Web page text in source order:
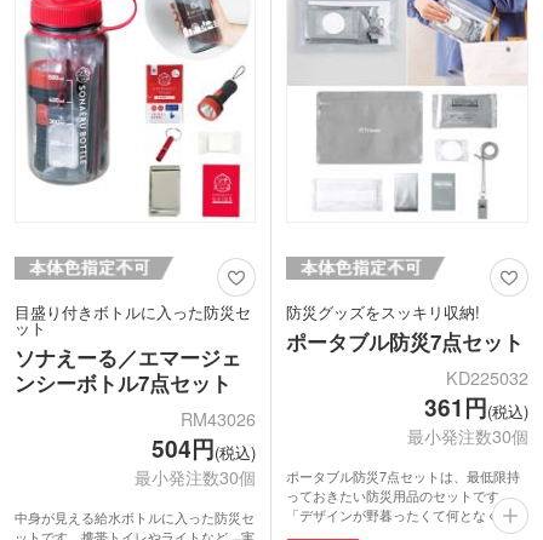
<仕様変更について>
2022年11月出荷分より パッケージデ
ザイン変更、封入グッズ(ライト・カラ
ビナ)仕様変更
目盛り付きボトルに入った防災セ
ット
ソナえーる／エマージェ
ンシーボトル7点セット
RM43026
504円(税込)
最小発注数30個
中身が見える給水ボトルに入った防災セ
防災グッズをスッキリ収納!
ポータブル防災7点セット
KD225032
361円(税込)
最小発注数30個
ポータブル防災7点セットは、最低限持
っておきたい防災用品のセットです。
「デザインが野暮ったくて何となく持ち
歩きにくい」「かさばって不便」という